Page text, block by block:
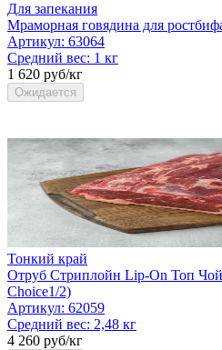
Для запекания
Мраморная говядина для
Артикул: 63064
Средний вес: 1 кг
1 620 руб/кг
Ожидается
Тонкий край
Отруб Стриплойн Lip-On Топ
Choice1/2)
Артикул: 62059
Средний вес: 2,48 кг
4 260 руб/кг